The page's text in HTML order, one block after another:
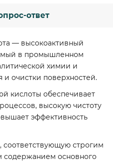
ответ
— высокоактивный
в промышленном
химии и
и очистки поверхностей.
кислоты обеспечивает
высокую чистоту
эффективность
строгим
содержанием основного